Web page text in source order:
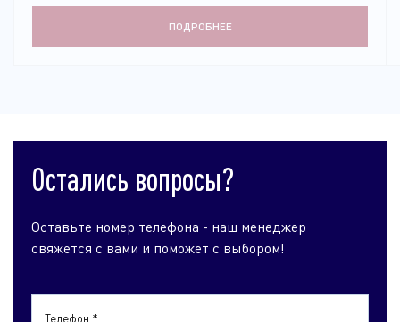
ПОДРОБНЕЕ
Остались вопросы?
Оставьте номер телефона - наш менеджер
свяжется с вами и поможет с выбором!
Телефон *